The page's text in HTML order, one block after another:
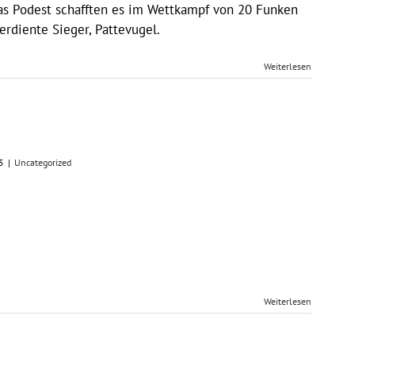
Podest schafften es im Wettkampf von 20 Funken
Sieger, Pattevugel.
Weiterlesen
| Uncategorized
Weiterlesen